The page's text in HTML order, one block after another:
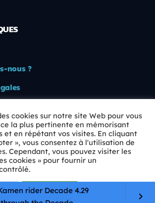
rider Decade 4.29
keyboard_arrow_right
nous ?
Animkids. Tous droits réservés.
cookies sur notre site Web pour vous
la plus pertinente en mémorisant
et en répétant vos visites. En cliquant
», vous consentez à l'utilisation de
Cependant, vous pouvez visiter les
cookies » pour fournir un
Tout accepter